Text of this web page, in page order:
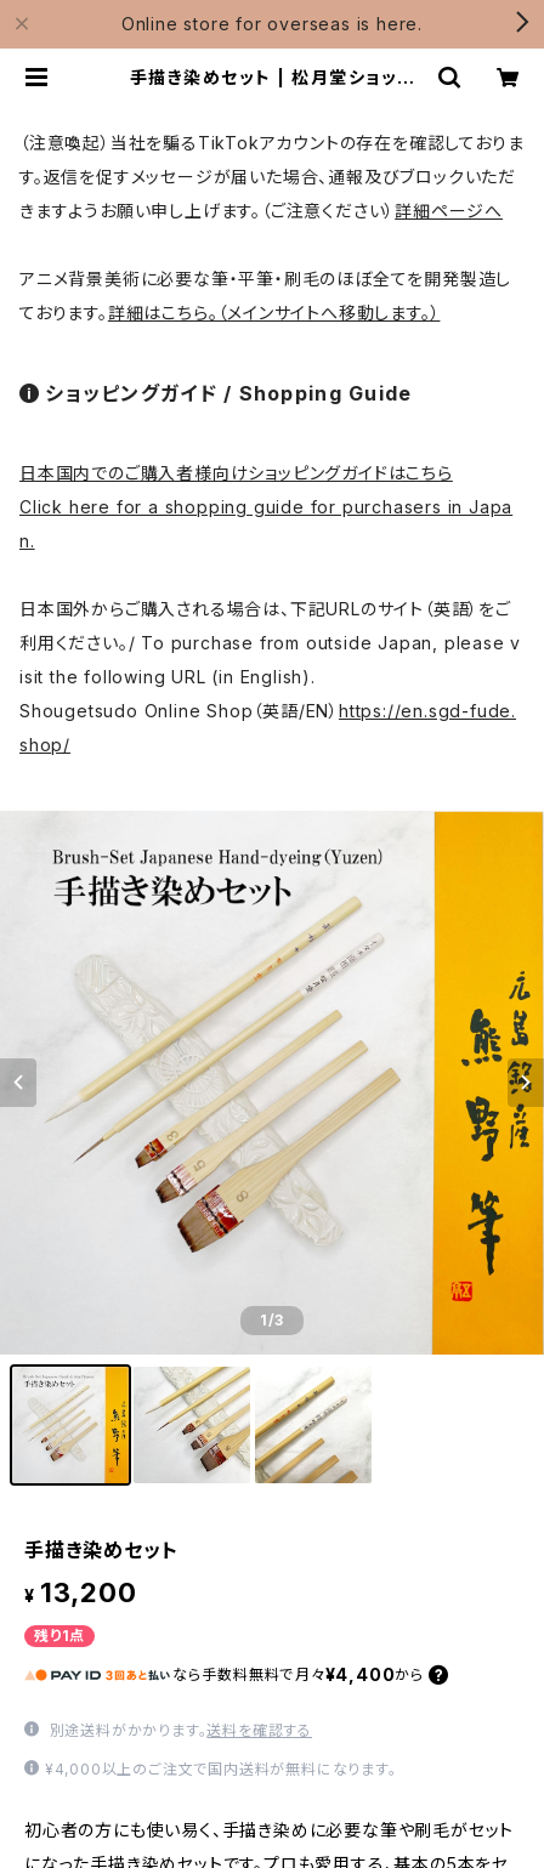
Online store for overseas is here.
手描き染めセット | 松月堂ショップ
（注意喚起）当社を騙るTikTokアカウントの存在を確認しておりま
す。返信を促すメッセージが届いた場合、通報及びブロックいただ
きますようお願い申し上げます。（ご注意ください）詳細ページへ
アニメ背景美術に必要な筆・平筆・刷毛のほぼ全てを開発製造し
ております。詳細はこちら。（メインサイトへ移動します。）
ショッピングガイド / Shopping Guide
日本国内でのご購入者様向けショッピングガイドはこちら
Click here for a shopping guide for purchasers in Japa
n.
日本国外からご購入される場合は、下記URLのサイト（英語）をご
利用ください。/ To purchase from outside Japan, please v
isit the following URL (in English).
Shougetsudo Online Shop（英語/EN）https://en.sgd-fude.
shop/
1/3
手描き染めセット
¥ 13,200
残り1点
なら 手数料無料で 月々¥4,400から
別途送料がかかります。送料を確認する
¥4,000以上のご注文で国内送料が無料になります。
初心者の方にも使い易く、手描き染めに必要な筆や刷毛がセット
になった手描き染めセットです。プロも愛用する、基本の5本をセ